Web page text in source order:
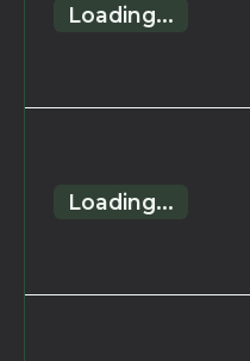
Loading...
Loading...